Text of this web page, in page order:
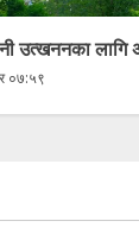
उत्खननका
०७:५९